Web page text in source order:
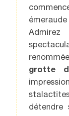
grotte
détendre